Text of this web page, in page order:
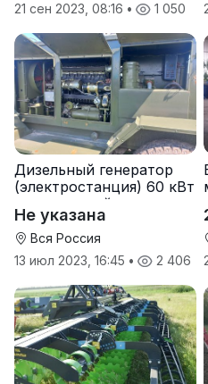
21 сен 2023, 08:16 • 1 050
Дизельный генератор
(электростанция) 60 кВт
-автономный источник
электроэнергии
Не указана
Вся Россия
13 июл 2023, 16:45 • 2 406